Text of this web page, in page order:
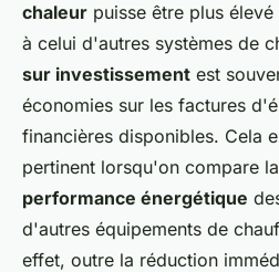
chaleur puisse être plus
à celui d'autres systèmes de
sur investissement est
économies sur les factures
financières disponibles. Cela
pertinent lorsqu'on compare
performance énergétique
d'autres équipements de
effet, outre la réduction